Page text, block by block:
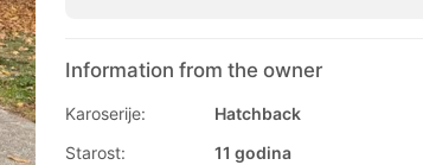
Information from the owner
Karoserije:
Hatchback
Starost:
11 godina